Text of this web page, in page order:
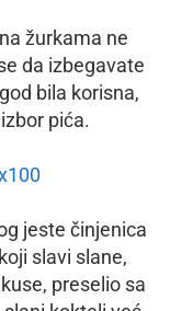
žurkama ne
da izbegavate
bila korisna,
pića.
jeste činjenica
slavi slane,
preselio sa